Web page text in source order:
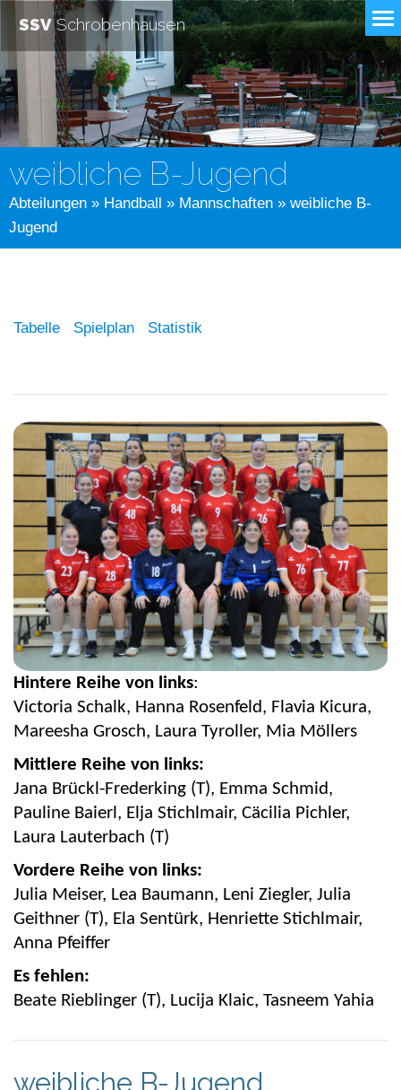
SSVSchrobenhausen
weibliche B-Jugend
Abteilungen » Handball » Mannschaften » weibliche B-
Jugend
Tabelle Spielplan Statistik
Hintere Reihe von links:
Victoria Schalk, Hanna Rosenfeld, Flavia Kicura,
Mareesha Grosch, Laura Tyroller, Mia Möllers
Mittlere Reihe von links:
Jana Brückl-Frederking (T), Emma Schmid,
Pauline Baierl, Elja Stichlmair, Cäcilia Pichler,
Laura Lauterbach (T)
Vordere Reihe von links:
Julia Meiser, Lea Baumann, Leni Ziegler, Julia
Geithner (T), Ela Sentürk, Henriette Stichlmair,
Anna Pfeiffer
Es fehlen:
Beate Rieblinger (T), Lucija Klaic, Tasneem Yahia
weibliche B-Jugend